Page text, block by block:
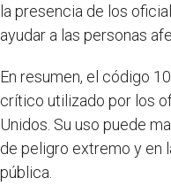
la presencia de los
ayudar a las personas
En resumen, el código
crítico utilizado por los
Unidos. Su uso puede
de peligro extremo y en
pública.